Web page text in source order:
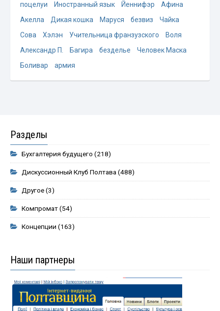
поцелуи
Иностранный язык Йеннифэр
Афина
Акелла
Дикая кошка Маруся безвиз
Чайка
Сова
Хэлэн Учительница франзузского
Воля
Александр П.
Багира безделье
Человек Маска
Боливар
армия
Разделы
Бухгалтерия будущего (218)
Дискуссионный Клуб Полтава(488)
Другое(3)
Компромат(54)
Концепции (163)
Наши партнеры